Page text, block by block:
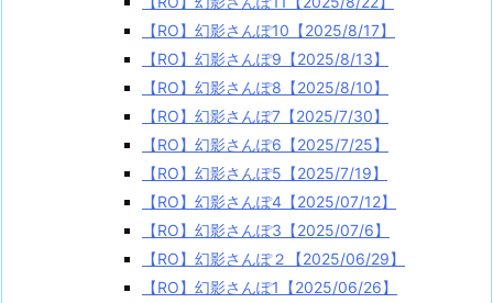
【RO】幻影さんぽ10【2025/8/17】
【RO】幻影さんぽ9【2025/8/13】
【RO】幻影さんぽ8【2025/8/10】
【RO】幻影さんぽ7【2025/7/30】
【RO】幻影さんぽ6【2025/7/25】
【RO】幻影さんぽ5【2025/7/19】
【RO】幻影さんぽ4【2025/07/12】
【RO】幻影さんぽ3【2025/07/6】
【RO】幻影さんぽ２【2025/06/29】
【RO】幻影さんぽ1【2025/06/26】